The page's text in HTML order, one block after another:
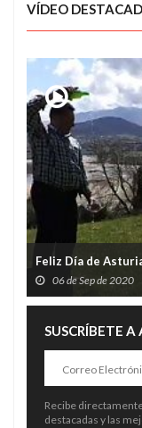
VÍDEO
Feliz Día de
06 de Sep de 2020
SUSCRÍBETE
Recibe
destacadas y las